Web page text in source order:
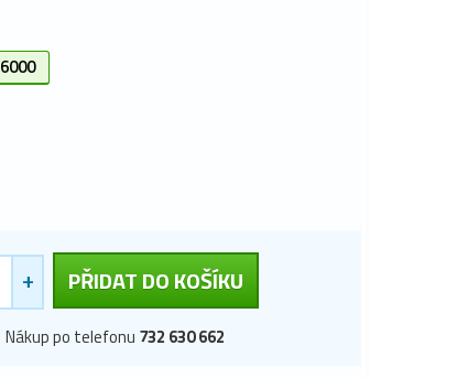
6000
+ PŘIDAT DO KOŠÍKU
Nákup po telefonu 732 630 662